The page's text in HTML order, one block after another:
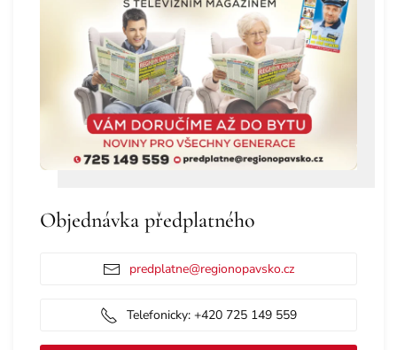
Objednávka předplatného
predplatne@regionopavsko.cz
Telefonicky: +420 725 149 559